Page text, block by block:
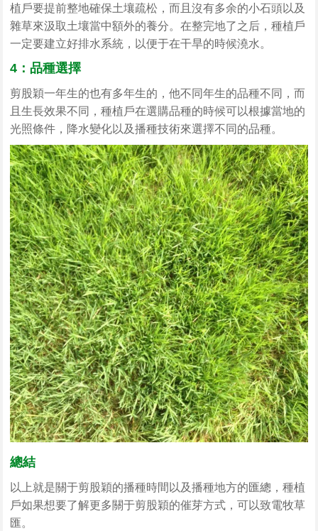
植戶要提前整地確保土壤疏松，而且沒有多余的小石頭以及
雜草來汲取土壤當中額外的養分。在整完地了之后，種植戶
一定要建立好排水系統，以便于在干旱的時候澆水。
4：品種選擇
剪股穎一年生的也有多年生的，他不同年生的品種不同，而
且生長效果不同，種植戶在選購品種的時候可以根據當地的
光照條件，降水變化以及播種技術來選擇不同的品種。
總結
以上就是關于剪股穎的播種時間以及播種地方的匯總，種植
戶如果想要了解更多關于剪股穎的催芽方式，可以致電牧草
匯。